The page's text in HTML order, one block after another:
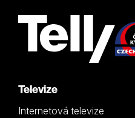
Televize
Internetová televize